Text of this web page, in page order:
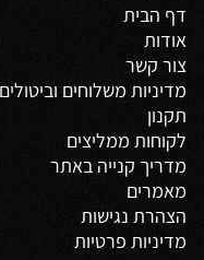
דף הבית
אודות
צור קשר
מדיניות משלוחים וביטולים
תקנון
לקוחות ממליצים
מדריך קנייה באתר
מאמרים
הצהרת נגישות
מדיניות פרטיות